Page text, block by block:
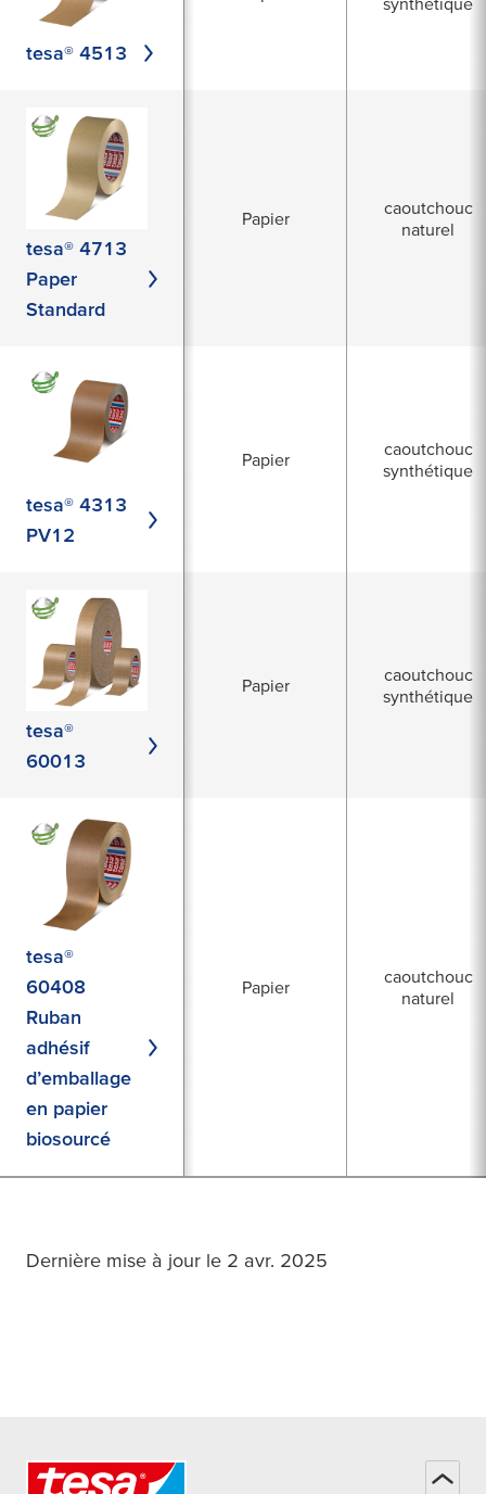
tesa® 4513
tesa® 4713
Paper
Standard
Papier
caoutchouc
naturel
tesa® 4313
PV12
Papier
caoutchouc
synthétique
tesa®
60013
Papier
caoutchouc
synthétique
tesa®
60408
Ruban
adhésif
d’emballage
en papier
biosourcé
Papier
caoutchouc
naturel
Dernière mise à jour le 2 avr. 2025